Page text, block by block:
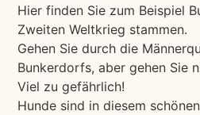
Hier finden Sie zum Beispiel
Zweiten Weltkrieg stammen.
Gehen Sie durch die
Bunkerdorfs, aber gehen Sie
Viel zu gefährlich!
Hunde sind in diesem